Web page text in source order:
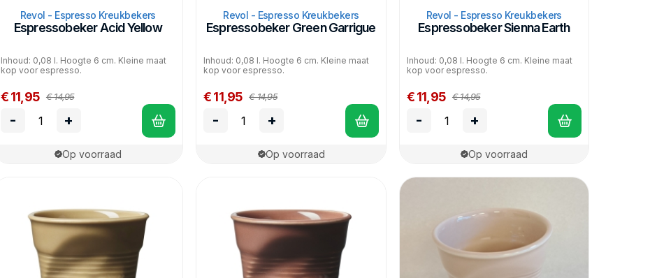
Revol - Espresso Kreukbekers
Espressobeker Acid Yellow
Inhoud: 0,08 l. Hoogte 6 cm. Kleine maat
kop voor espresso.
€ 11,95 € 14,95
- +
Op voorraad
Revol - Espresso Kreukbekers
Espressobeker Green Garrigue
Inhoud: 0,08 l. Hoogte 6 cm. Kleine maat
kop voor espresso.
€ 11,95 € 14,95
- +
Op voorraad
Revol - Espresso Kreukbekers
Espressobeker Sienna Earth
Inhoud: 0,08 l. Hoogte 6 cm. Kleine maat
kop voor espresso.
€ 11,95 € 14,95
- +
Op voorraad